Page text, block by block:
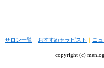
｜ サロン一覧 ｜ おすすめセラピスト ｜ ニ
copyright (c)